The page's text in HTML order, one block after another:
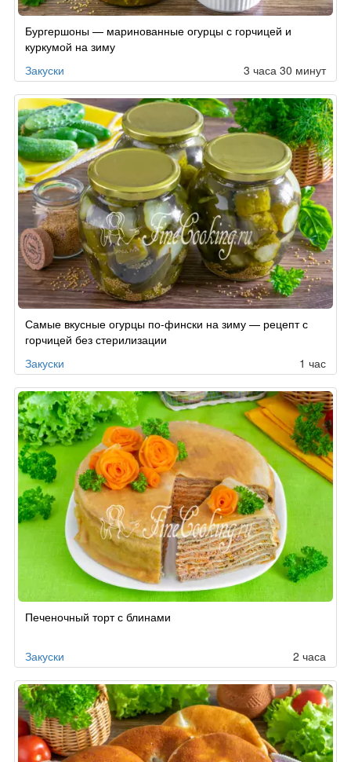
Бургершоны — маринованные огурцы с горчицей и
куркумой на зиму
Закуски
3 часа 30 минут
Самые вкусные огурцы по-фински на зиму — рецепт с
горчицей без стерилизации
Закуски
1 час
Печеночный торт с блинами
Закуски 2 часа